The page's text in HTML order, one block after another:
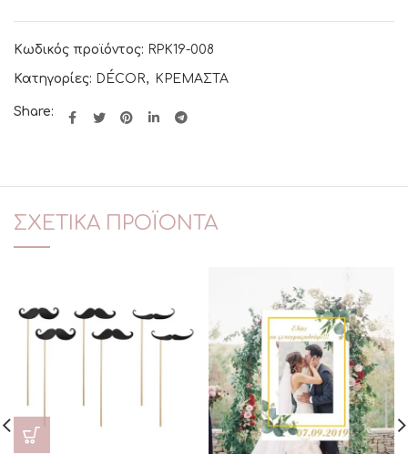
Κωδικός προϊόντος: RPK19-008
Κατηγορίες: DÉCOR, ΚΡΕΜΑΣΤΑ
Share:
ΣΧΕΤΙΚΆ ΠΡΟΪΌΝΤΑ